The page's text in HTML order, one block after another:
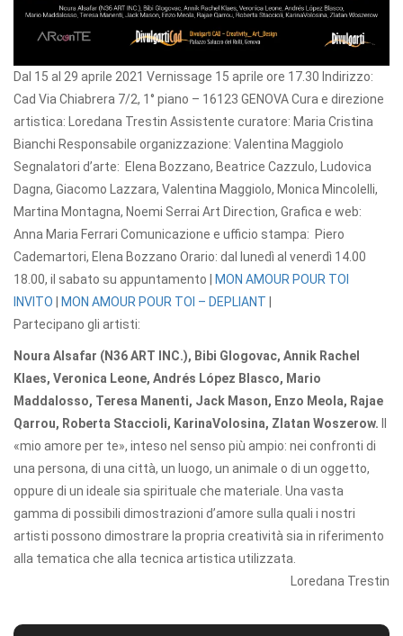
Dal 15 al 29 aprile 2021 Vernissage 15 aprile ore 17.30 Indirizzo:
Cad Via Chiabrera 7/2, 1° piano – 16123 GENOVA Cura e direzione
artistica: Loredana Trestin Assistente curatore: Maria Cristina
Bianchi Responsabile organizzazione: Valentina Maggiolo
Segnalatori d’arte: Elena Bozzano, Beatrice Cazzulo, Ludovica
Dagna, Giacomo Lazzara, Valentina Maggiolo, Monica Mincolelli,
Martina Montagna, Noemi Serrai Art Direction, Grafica e web:
Anna Maria Ferrari Comunicazione e ufficio stampa: Piero
Cademartori, Elena Bozzano Orario: dal lunedì al venerdì 14.00
18.00, il sabato su appuntamento |
MON AMOUR POUR TOI
INVITO
MON AMOUR POUR TOI – DEPLIANT
Partecipano gli artisti:
Noura Alsafar (N36 ART INC.), Bibi Glogovac, Annik Rachel
Klaes, Veronica Leone, Andrés López Blasco, Mario
Maddalosso, Teresa Manenti, Jack Mason, Enzo Meola, Rajae
Qarrou, Roberta Staccioli, KarinaVolosina, Zlatan Woszerow.
«mio amore per te», inteso nel senso più ampio: nei confronti di
una persona, di una città, un luogo, un animale o di un oggetto,
oppure di un ideale sia spirituale che materiale. Una vasta
gamma di possibili dimostrazioni d’amore sulla quali i nostri
artisti possono dimostrare la propria creatività sia in riferimento
alla tematica che alla tecnica artistica utilizzata.
Loredana Trestin